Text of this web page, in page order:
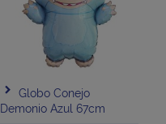
Globo Conejo
Demonio Azul 67cm